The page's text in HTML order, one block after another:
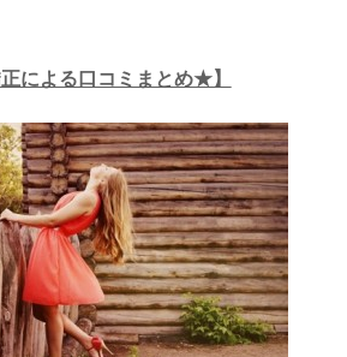
正による口コミまとめ★】